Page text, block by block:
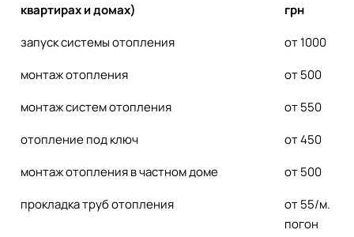
квартирах и домах)
грн
запуск системы отопления
от 1000
монтаж отопления
от 500
монтаж систем отопления
от 550
отопление под ключ
от 450
монтаж отопления в частном доме
от 500
прокладка труб отопления
от 55/м.
погон